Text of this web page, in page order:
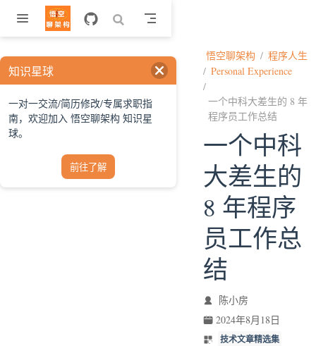
跳至主要內容
悟空聊架构
程序人生
Personal Experience
一个中科大差生的 8 年
程序员工作总结
一个中科
大差生的
8 年程序
员工作总
结
陈小房
2024年8月18日
技术文章精选集
知识星球
一对一交流/简历修改/专属求职指
南，欢迎加入 悟空聊架构 知识星
球。
前往了解